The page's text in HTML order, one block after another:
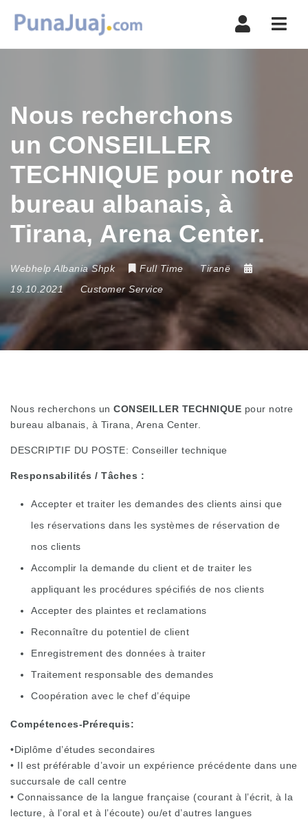
Nous recherchons
un CONSEILLER
TECHNIQUE pour notre
bureau albanais, à
Tirana, Arena Center.
Webhelp Albania Shpk Full Time
Tiranë
19.10.2021
Customer Service
Nous recherchons un CONSEILLER TECHNIQUE pour notre
bureau albanais, à Tirana, Arena Center.
DESCRIPTIF DU POSTE: Conseiller technique
Responsabilités / Tâches :
Accepter et traiter les demandes des clients ainsi que
les réservations dans les systèmes de réservation de
nos clients
Accomplir la demande du client et de traiter les
appliquant les procédures spécifiés de nos clients
Accepter des plaintes et reclamations
Reconnaître du potentiel de client
Enregistrement des données à traiter
Traitement responsable des demandes
Coopération avec le chef d’équipe
Compétences-Prérequis:
•Diplôme d’études secondaires
• Il est préférable d’avoir un expérience précédente dans une
succursale de call centre
• Connaissance de la langue française (courant à l’écrit, à la
lecture, à l’oral et à l’écoute) ou/et d’autres langues